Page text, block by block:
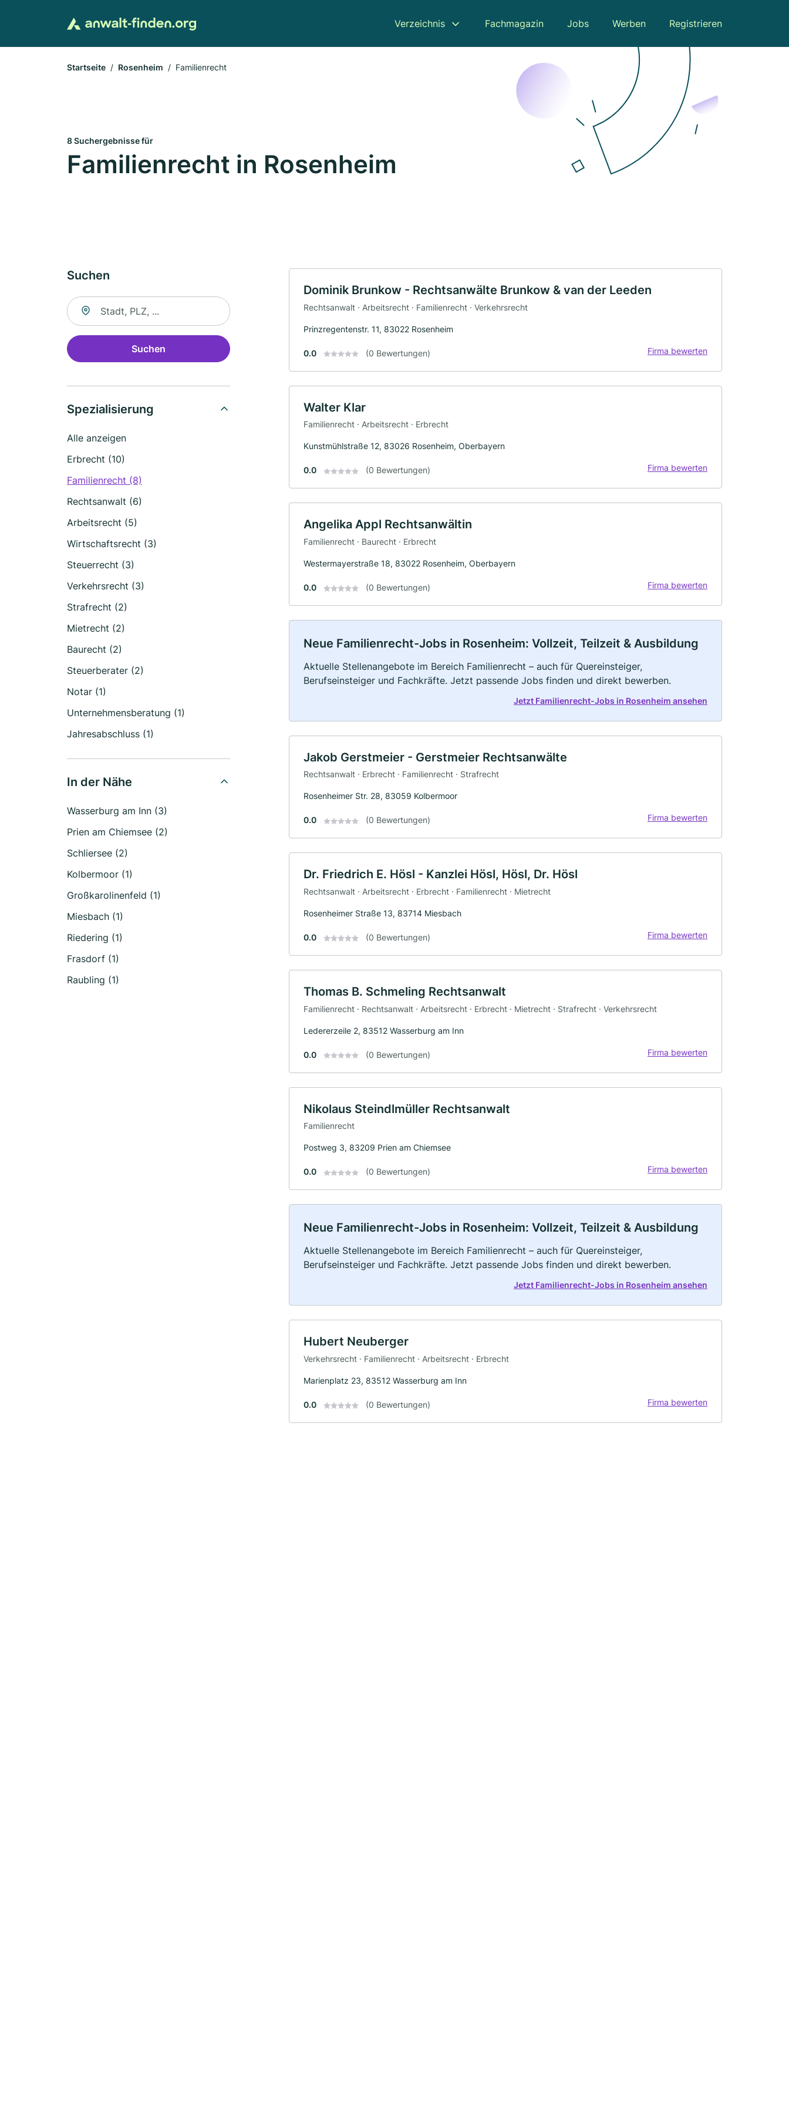
Verzeichnis Fachmagazin Jobs Werben Registrieren
Startseite Rosenheim Familienrecht
8 Suchergebnisse für
Familienrecht in Rosenheim
Suchen
Suche nach Ort
Suchen
Spezialisierung
Alle anzeigen
Erbrecht (10)
Familienrecht (8)
Rechtsanwalt (6)
Arbeitsrecht (5)
Wirtschaftsrecht (3)
Steuerrecht (3)
Verkehrsrecht (3)
Strafrecht (2)
Mietrecht (2)
Baurecht (2)
Steuerberater (2)
Notar (1)
Unternehmensberatung (1)
Jahresabschluss (1)
In der Nähe
Wasserburg am Inn (3)
Prien am Chiemsee (2)
Schliersee (2)
Kolbermoor (1)
Großkarolinenfeld (1)
Miesbach (1)
Riedering (1)
Frasdorf (1)
Raubling (1)
Dominik Brunkow - Rechtsanwälte Brunkow & van der Leeden
Rechtsanwalt · Arbeitsrecht · Familienrecht · Verkehrsrecht
Prinzregentenstr. 11, 83022 Rosenheim
0.0 (0 Bewertungen) Firma bewerten
Walter Klar
Familienrecht · Arbeitsrecht · Erbrecht
Kunstmühlstraße 12, 83026 Rosenheim, Oberbayern
0.0 (0 Bewertungen) Firma bewerten
Angelika Appl Rechtsanwältin
Familienrecht · Baurecht · Erbrecht
Westermayerstraße 18, 83022 Rosenheim, Oberbayern
0.0 (0 Bewertungen) Firma bewerten
Neue Familienrecht-Jobs in Rosenheim: Vollzeit, Teilzeit & Ausbildung
Aktuelle Stellenangebote im Bereich Familienrecht – auch für Quereinsteiger,
Berufseinsteiger und Fachkräfte. Jetzt passende Jobs finden und direkt bewerben.
Jetzt Familienrecht-Jobs in Rosenheim ansehen
Jakob Gerstmeier - Gerstmeier Rechtsanwälte
Rechtsanwalt · Erbrecht · Familienrecht · Strafrecht
Rosenheimer Str. 28, 83059 Kolbermoor
0.0 (0 Bewertungen) Firma bewerten
Dr. Friedrich E. Hösl - Kanzlei Hösl, Hösl, Dr. Hösl
Rechtsanwalt · Arbeitsrecht · Erbrecht · Familienrecht · Mietrecht
Rosenheimer Straße 13, 83714 Miesbach
0.0 (0 Bewertungen) Firma bewerten
Thomas B. Schmeling Rechtsanwalt
Familienrecht · Rechtsanwalt · Arbeitsrecht · Erbrecht · Mietrecht · Strafrecht · Verkehrsrecht
Ledererzeile 2, 83512 Wasserburg am Inn
0.0 (0 Bewertungen) Firma bewerten
Nikolaus Steindlmüller Rechtsanwalt
Familienrecht
Postweg 3, 83209 Prien am Chiemsee
0.0 (0 Bewertungen) Firma bewerten
Neue Familienrecht-Jobs in Rosenheim: Vollzeit, Teilzeit & Ausbildung
Aktuelle Stellenangebote im Bereich Familienrecht – auch für Quereinsteiger,
Berufseinsteiger und Fachkräfte. Jetzt passende Jobs finden und direkt bewerben.
Jetzt Familienrecht-Jobs in Rosenheim ansehen
Hubert Neuberger
Verkehrsrecht · Familienrecht · Arbeitsrecht · Erbrecht
Marienplatz 23, 83512 Wasserburg am Inn
0.0 (0 Bewertungen) Firma bewerten